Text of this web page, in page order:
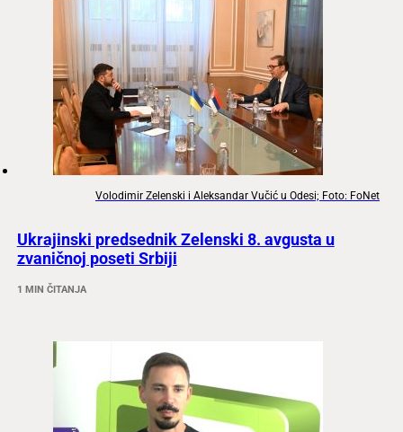
Volodimir Zelenski i Aleksandar Vučić u Odesi; Foto: FoNet
Ukrajinski predsednik Zelenski 8. avgusta u
zvaničnoj poseti Srbiji
1 MIN ČITANJA